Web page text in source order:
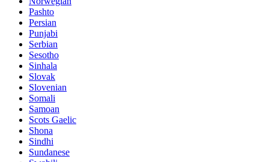
Pashto
Persian
Punjabi
Serbian
Sesotho
Sinhala
Slovak
Slovenian
Somali
Samoan
Scots Gaelic
Shona
Sindhi
Sundanese